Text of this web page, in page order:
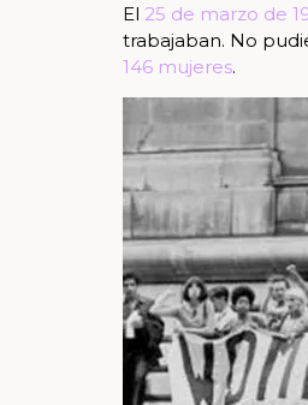
El 25 de marzo de
trabajaban. No
146 mujeres.